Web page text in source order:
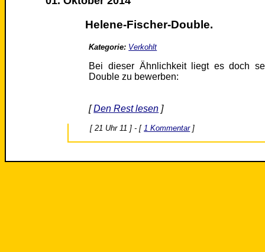
Helene-Fischer-Double.
Kategorie: Verkohlt
Bei dieser Ähnlichkeit liegt es doch
Double zu bewerben:
[Den Rest lesen ]
[ 21 Uhr 11 ] - [ 1 Kommentar]